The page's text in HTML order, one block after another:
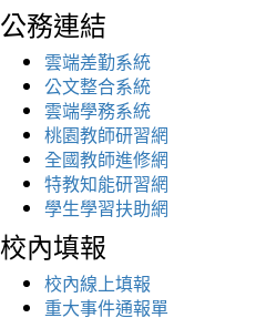
公務連結
雲端差勤系統
公文整合系統
雲端學務系統
桃園教師研習網
全國教師進修網
特教知能研習網
學生學習扶助網
校內填報
校內線上填報
重大事件通報單